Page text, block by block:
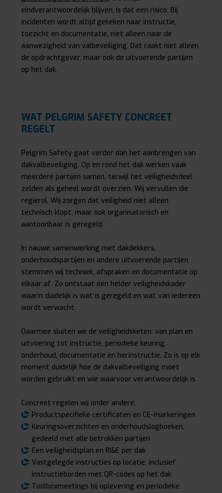
eindverantwoordelijk blijven, is dat een risico. Bij
incidenten wordt altijd gekeken naar instructie,
toezicht en documentatie, niet alleen naar de
aanwezigheid van valbeveiliging. Dat raakt niet alleen
de opdrachtgever, maar ook de uitvoerende partijen
op het dak.
WAT PELGRIM SAFETY CONCREET
REGELT
Pelgrim Safety gaat verder dan het aanbrengen van
dakvalbeveiliging. Op en rond het dak werken vaak
meerdere partijen samen, terwijl het veiligheidsdeel
zelden als geheel wordt overzien. Wij vervullen die
regierol. Wij zorgen dat veiligheid niet alleen
technisch klopt, maar ook organisatorisch en
aantoonbaar is geregeld.
In nauwe samenwerking met dakdekkers,
onderhoudspartijen en andere uitvoerende partijen
stemmen wij techniek, afspraken en documentatie op
elkaar af. Zo ontstaat één helder veiligheidskader
waarin duidelijk is wat is geregeld en wat van iedereen
wordt verwacht.
Daarmee sluiten we de veiligheidsketen: van plan en
uitvoering tot instructie, periodieke keuring,
onderhoud, documentatie en herinstructie. Zo is op elk
moment duidelijk hoe de dakvalbeveiliging moet
worden gebruikt en wie waarvoor verantwoordelijk is.
Concreet regelen wij onder andere:
Productspecifieke certificaten en CE-markeringen
Keuringsoverzichten en onderhoudslogboeken,
gedeeld met alle betrokken partijen
Een veiligheidsplan en RI&E per dak
Vastgelegde instructies op locatie, inclusief
instructieborden met QR-codes op het dak
Toolboxmeetings bij oplevering en periodieke